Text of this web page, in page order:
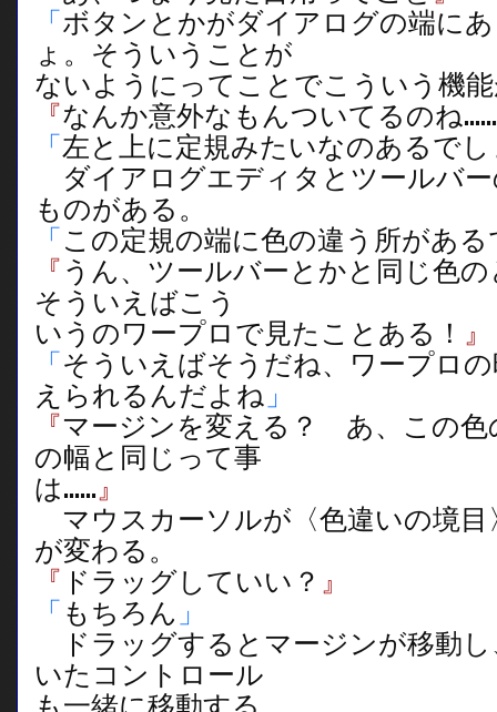
「ボタンとかがダイアログの端に
ょ。そういうことが
ないようにってことでこういう機
『なんか意外なもんついてるのね……
「左と上に定規みたいなのあるでし
ダイアログエディタとツールバ
ものがある。
「この定規の端に色の違う所があ
『 うん、ツールバーとかと同じ色
そういえばこう
いうのワープロで見たことある！ 』
「そういえばそうだね、ワープロ
えられるんだよね 」
『マージンを変える？ あ、この色
の幅と同じって事
は……』
マウスカーソルが〈色違いの境目
が変わる。
『 ドラッグしていい？ 』
「 もちろん 」
ドラッグするとマージンが移動
いたコントロール
も一緒に移動する。